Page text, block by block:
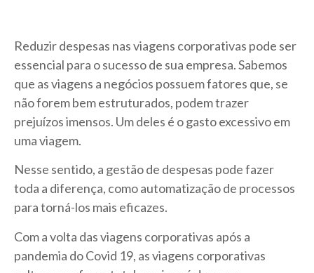
Reduzir despesas nas viagens corporativas pode ser
essencial para o sucesso de sua empresa. Sabemos
que as viagens a negócios possuem fatores que, se
não forem bem estruturados, podem trazer
prejuízos imensos. Um deles é o gasto excessivo em
uma viagem.
Nesse sentido, a gestão de despesas pode fazer
toda a diferença, como automatização de processos
para torná-los mais eficazes.
Com a volta das viagens corporativas após a
pandemia do Covid 19, as viagens corporativas